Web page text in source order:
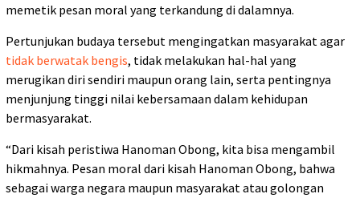
memetik pesan moral yang terkandung di dalamnya.
Pertunjukan budaya tersebut mengingatkan masyarakat agar
tidak berwatak bengis, tidak melakukan hal-hal yang
merugikan diri sendiri maupun orang lain, serta pentingnya
menjunjung tinggi nilai kebersamaan dalam kehidupan
bermasyarakat.
“Dari kisah peristiwa Hanoman Obong, kita bisa mengambil
hikmahnya. Pesan moral dari kisah Hanoman Obong, bahwa
sebagai warga negara maupun masyarakat atau golongan